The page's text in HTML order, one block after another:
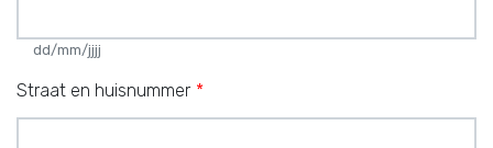
dd/mm/jjjj
Straat en huisnummer